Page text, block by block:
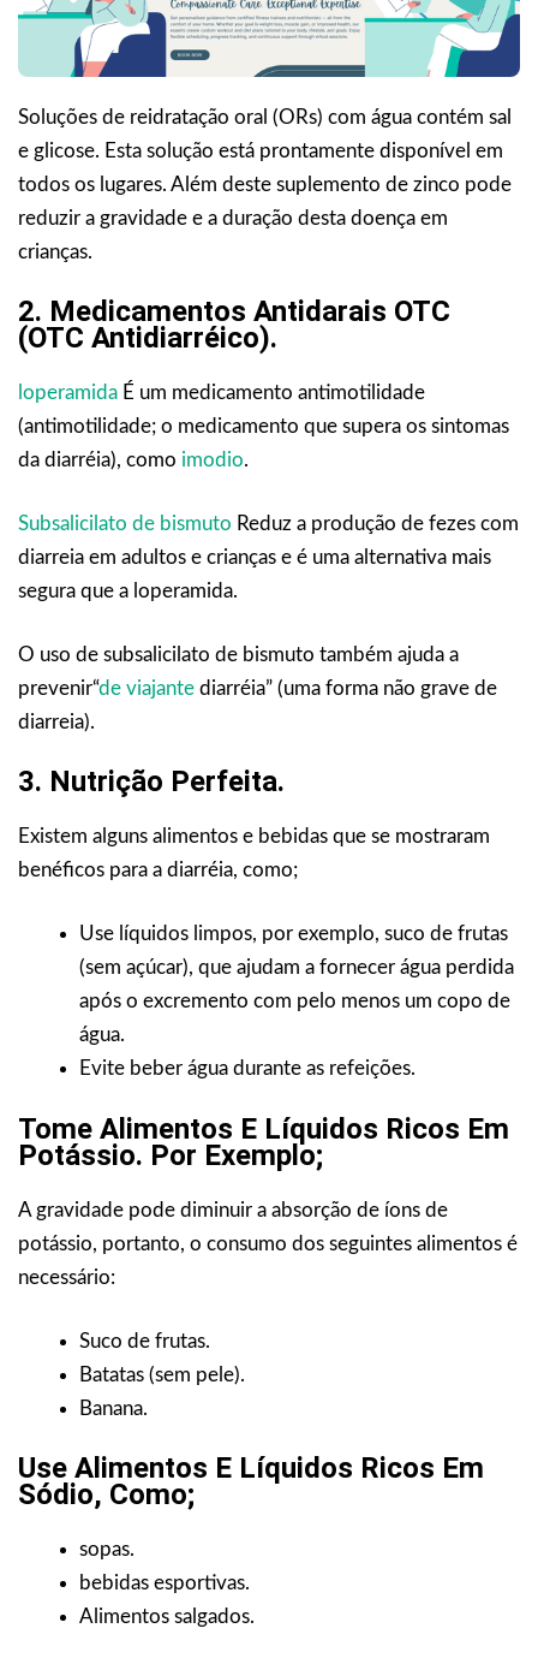
Soluções de reidratação oral (ORs) com água contém sal
e glicose. Esta solução está prontamente disponível em
todos os lugares. Além deste suplemento de zinco pode
reduzir a gravidade e a duração desta doença em
crianças.
2. Medicamentos Antidarais OTC
(OTC Antidiarréico).
loperamida É um medicamento antimotilidade
(antimotilidade; o medicamento que supera os sintomas
da diarréia), como imodio.
Subsalicilato de bismuto Reduz a produção de fezes com
diarreia em adultos e crianças e é uma alternativa mais
segura que a loperamida.
O uso de subsalicilato de bismuto também ajuda a
prevenir“de viajante diarréia” (uma forma não grave de
diarreia).
3. Nutrição Perfeita.
Existem alguns alimentos e bebidas que se mostraram
benéficos para a diarréia, como;
Use líquidos limpos, por exemplo, suco de frutas
(sem açúcar), que ajudam a fornecer água perdida
após o excremento com pelo menos um copo de
água.
Evite beber água durante as refeições.
Tome Alimentos E Líquidos Ricos Em
Potássio. Por Exemplo;
A gravidade pode diminuir a absorção de íons de
potássio, portanto, o consumo dos seguintes alimentos é
necessário:
Suco de frutas.
Batatas (sem pele).
Banana.
Use Alimentos E Líquidos Ricos Em
Sódio, Como;
sopas.
bebidas esportivas.
Alimentos salgados.